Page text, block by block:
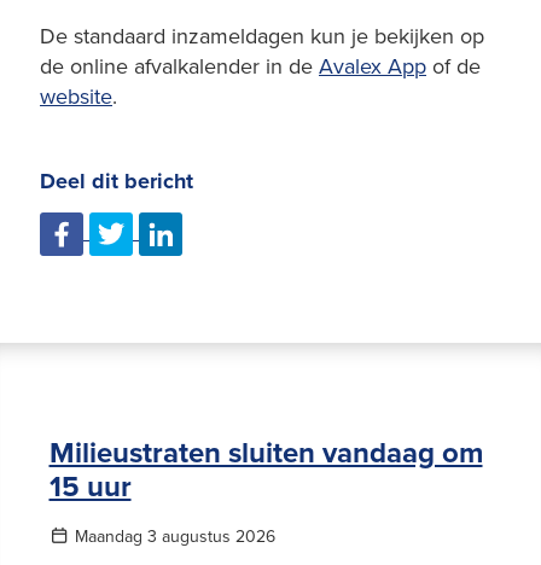
De standaard inzameldagen kun je bekijken op
de online afvalkalender in de Avalex App of de
website.
Deel dit bericht
Milieustraten sluiten vandaag om
15 uur
Maandag 3 augustus 2026